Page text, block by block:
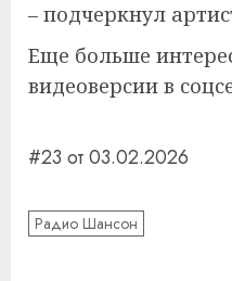
– подчеркнул
Еще больше
видеоверсии в
#23 от 03.02.2026
Радио Шансон